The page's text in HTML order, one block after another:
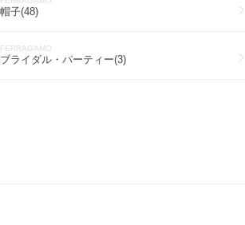
帽子(48)
FERRAGAMO
ブライダル・パーティー(3)